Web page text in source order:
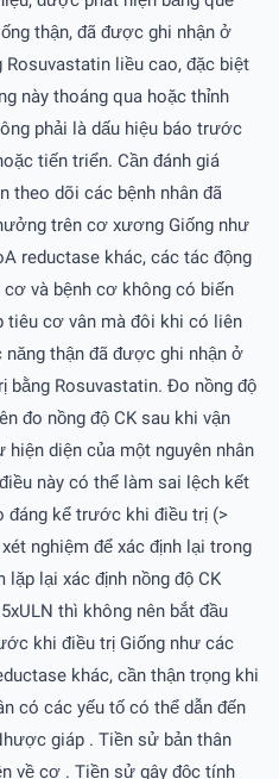
thận, đã được ghi nhận ở
Rosuvastatin liều cao, đặc biệt
này thoáng qua hoặc thỉnh
phải là dấu hiệu báo trước
tiến triển. Cần đánh giá
theo dõi các bệnh nhân đã
trên cơ xương Giống như
reductase khác, các tác động
và bệnh cơ không có biến
cơ vân mà đôi khi có liên
thận đã được ghi nhận ở
bằng Rosuvastatin. Ðo nồng độ
đo nồng độ CK sau khi vận
diện của một nguyên nhân
này có thể làm sai lệch kết
đáng kể trước khi điều trị (>
nghiệm để xác định lại trong
lặp lại xác định nồng độ CK
thì không nên bắt đầu
khi điều trị Giống như các
khác, cần thận trọng khi
có các yếu tố có thể dẫn đến
giáp . Tiền sử bản thân
về cơ . Tiền sử gây độc tính